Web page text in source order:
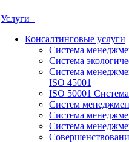
Услуги
Консалтинговые услуги
Система
Система
Система
ISO 45001
ISO 50001
Систем
Система
Система